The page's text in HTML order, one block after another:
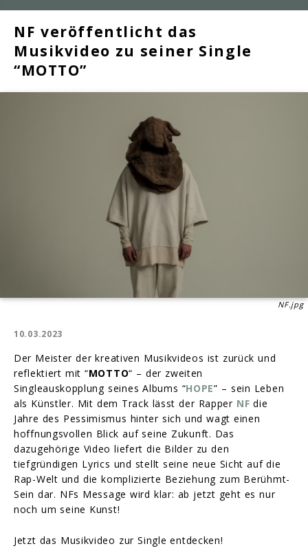
NF veröffentlicht das
Musikvideo zu seiner Single
“MOTTO”
NF.jpg
10.03.2023
Der Meister der kreativen Musikvideos ist zurück und
reflektiert mit “MOTTO“ – der zweiten
Singleauskopplung seines Albums “HOPE” – sein Leben
als Künstler. Mit dem Track lässt der Rapper NF die
Jahre des Pessimismus hinter sich und wagt einen
hoffnungsvollen Blick auf seine Zukunft. Das
dazugehörige Video liefert die Bilder zu den
tiefgründigen Lyrics und stellt seine neue Sicht auf die
Rap-Welt und die komplizierte Beziehung zum Berühmt-
Sein dar. NFs Message wird klar: ab jetzt geht es nur
noch um seine Kunst!
Jetzt das Musikvideo zur Single entdecken!